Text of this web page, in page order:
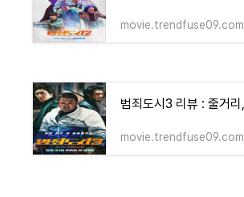
movie.trendfuse09.com
movie.trendfuse09.com